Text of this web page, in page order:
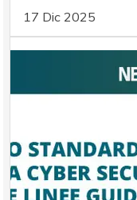
17 Dic 2025